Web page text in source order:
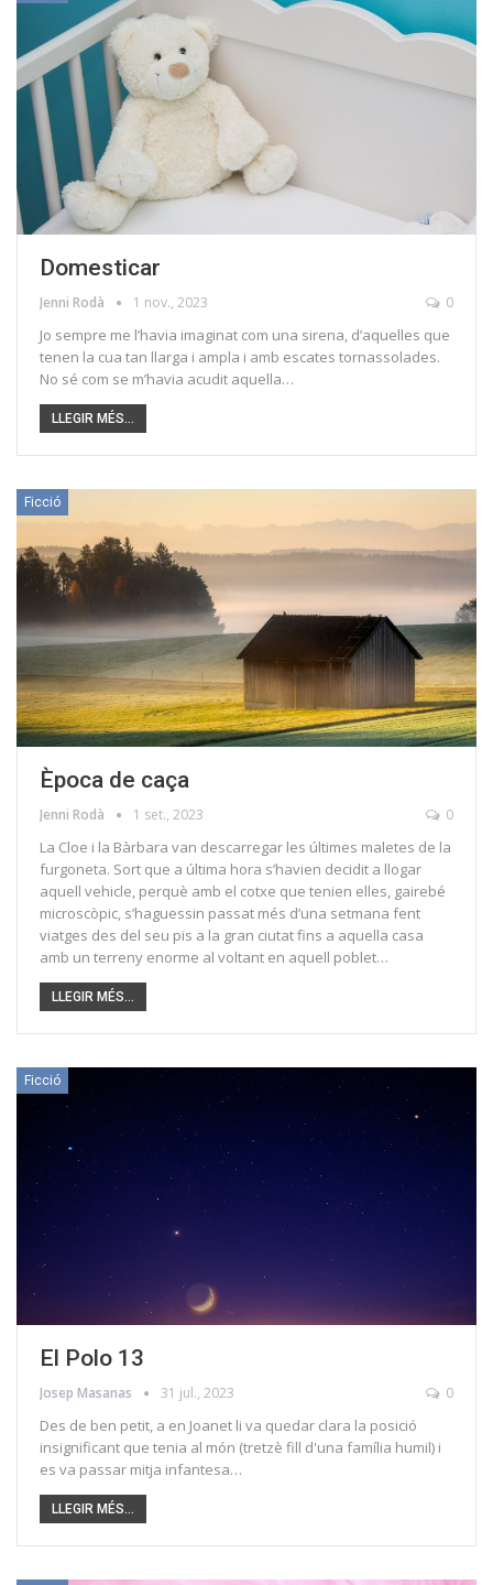
Domesticar
Jenni Rodà 1 nov., 2023 0
Jo sempre me l’havia imaginat com una sirena, d’aquelles que
tenen la cua tan llarga i ampla i amb escates tornassolades.
No sé com se m’havia acudit aquella…
LLEGIR MÉS...
Ficció
Època de caça
Jenni Rodà 1 set., 2023 0
La Cloe i la Bàrbara van descarregar les últimes maletes de la
furgoneta. Sort que a última hora s’havien decidit a llogar
aquell vehicle, perquè amb el cotxe que tenien elles, gairebé
microscòpic, s’haguessin passat més d’una setmana fent
viatges des del seu pis a la gran ciutat fins a aquella casa
amb un terreny enorme al voltant en aquell poblet…
LLEGIR MÉS...
Ficció
El Polo 13
Josep Masanas 31 jul., 2023 0
Des de ben petit, a en Joanet li va quedar clara la posició
insignificant que tenia al món (tretzè fill d'una família humil) i
es va passar mitja infantesa…
LLEGIR MÉS...